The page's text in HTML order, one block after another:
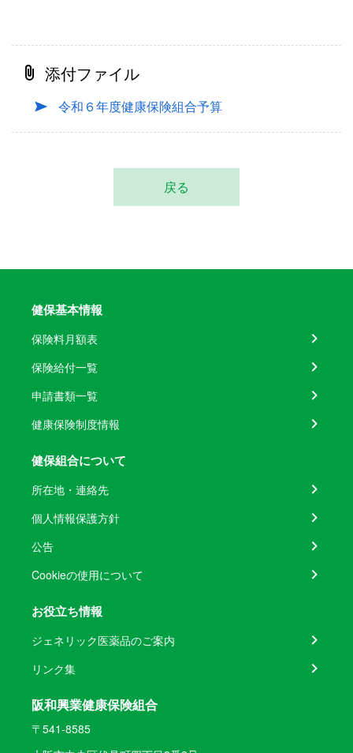
添付ファイル
令和６年度健康保険組合予算
戻る
健保基本情報
保険料月額表
保険給付一覧
申請書類一覧
健康保険制度情報
健保組合について
所在地・連絡先
個人情報保護方針
公告
Cookieの使用について
お役立ち情報
ジェネリック医薬品のご案内
リンク集
阪和興業健康保険組合
〒541-8585